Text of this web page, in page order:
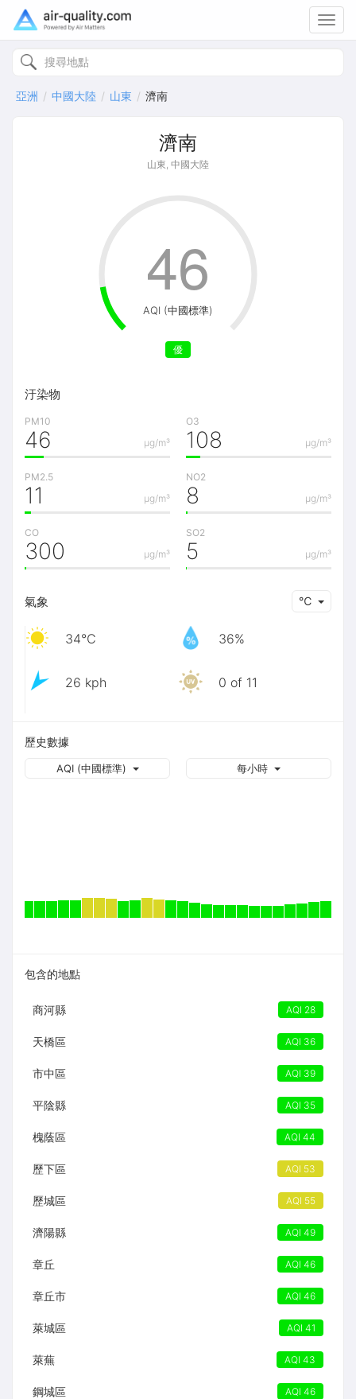
亞洲 中國大陸 山東 濟南
濟南
山東, 中國大陸
AQI (中國標準)
優
46
汙染物
PM10
μg/m³
46
O3
μg/m³
108
PM2.5
μg/m³
11
NO2
μg/m³
8
CO
μg/m³
300
SO2
μg/m³
5
氣象 ℃
34℃ 36%
26 kph 0 of 11
歷史數據
每小時
AQI (中國標準)
包含的地點
商河縣 AQI 28
天橋區 AQI 36
市中區 AQI 39
平陰縣 AQI 35
槐蔭區 AQI 44
歷下區 AQI 53
歷城區 AQI 55
濟陽縣 AQI 49
章丘 AQI 46
章丘市 AQI 46
萊城區 AQI 41
萊蕪 AQI 43
鋼城區 AQI 46